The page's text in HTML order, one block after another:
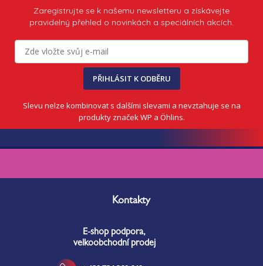
Zaregistrujte se k našemu newsletteru a získávejte
pravidelný přehled o novinkách a speciálních akcích.
PŘIHLÁSIT K ODBĚRU
Slevu nelze kombinovat s dalšími slevami a nevztahuje se na
produkty značek WP a Öhlins.
Kontakty
E-shop podpora,
velkoobchodní prodej